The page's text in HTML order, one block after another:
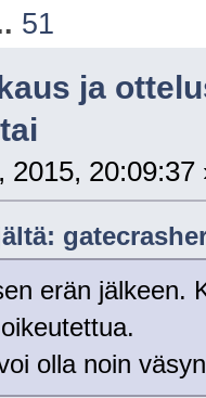
51
ja
2015, 20:09:37
erän jälkeen.
olla noin